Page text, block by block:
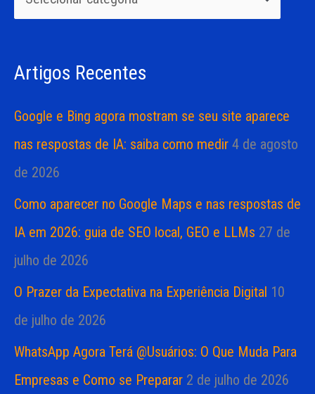
i
a
r
o
sArtigos Recentes
Google e Bing agora mostram se seu site aparece
nas respostas de IA: saiba como medir 4 de agosto
de 2026
Como aparecer no Google Maps e nas respostas de
IA em 2026: guia de SEO local, GEO e LLMs 27 de
julho de 2026
O Prazer da Expectativa na Experiência Digital 10
de julho de 2026
WhatsApp Agora Terá @Usuários: O Que Muda Para
Empresas e Como se Preparar 2 de julho de 2026